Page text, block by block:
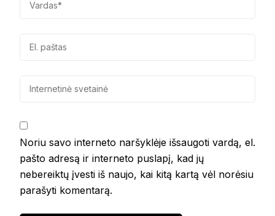
Noriu savo interneto naršyklėje išsaugoti vardą, el.
pašto adresą ir interneto puslapį, kad jų
nebereiktų įvesti iš naujo, kai kitą kartą vėl norėsiu
parašyti komentarą.